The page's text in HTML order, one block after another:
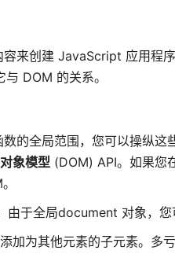
来创建 JavaScript 应用程
DOM 的关系。
的全局范围，您可以操纵这
象模型(DOM) API。如果您
于全局document 对象，您
加为其他元素的子元素。多